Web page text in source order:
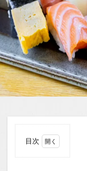
目次